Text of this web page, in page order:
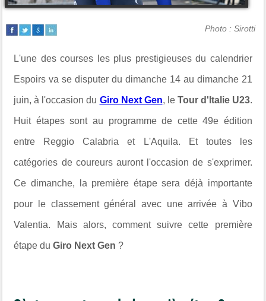
Photo : Sirotti
L'une des courses les plus prestigieuses du calendrier
Espoirs va se disputer du dimanche 14 au dimanche 21
juin, à l'occasion du Giro Next Gen, le Tour d'Italie U23.
Huit étapes sont au programme de cette 49e édition
entre Reggio Calabria et L'Aquila. Et toutes les
catégories de coureurs auront l'occasion de s'exprimer.
Ce dimanche, la première étape sera déjà importante
pour le classement général avec une arrivée à Vibo
Valentia. Mais alors, comment suivre cette première
étape duGiro Next Gen ?